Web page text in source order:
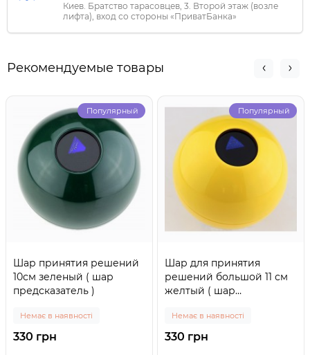
Киев. Братство тарасовцев, 3. Второй этаж (возле
лифта), вход со стороны «ПриватБанка»
Рекомендуемые товары
Популярный
Шар принятия решений
10см зеленый ( шар
предсказатель )
Немає в наявності
330 грн
Популярный
Шар для принятия
решений большой 11 см
желтый ( шар
Немає в наявності
330 грн